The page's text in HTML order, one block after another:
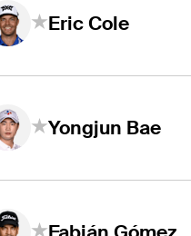
Eric Cole
Yongjun Bae